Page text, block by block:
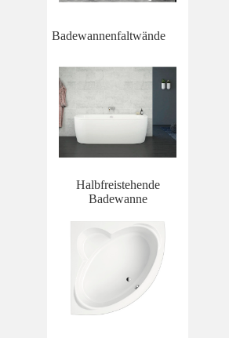
Badewannenfaltwände
Halbfreistehende
Badewanne